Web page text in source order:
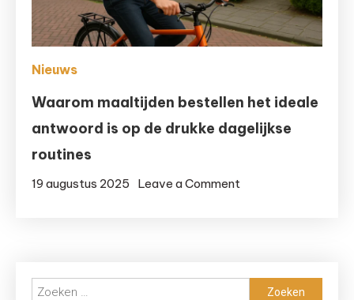
Nieuws
Waarom maaltijden bestellen het ideale
antwoord is op de drukke dagelijkse
routines
19 augustus 2025 Leave a Comment
ideale
Zoeken